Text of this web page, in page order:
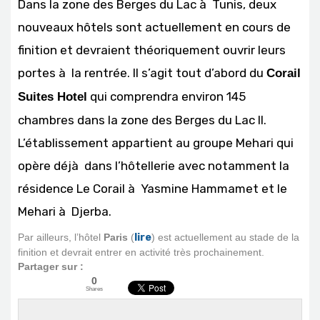
Dans la zone des Berges du Lac à Tunis, deux
nouveaux hôtels sont actuellement en cours de
finition et devraient théoriquement ouvrir leurs
portes à la rentrée. Il s’agit tout d’abord du Corail
Suites Hotel qui comprendra environ 145
chambres dans la zone des Berges du Lac II.
L’établissement appartient au groupe Mehari qui
opère déjà dans l’hôtellerie avec notamment la
résidence Le Corail à Yasmine Hammamet et le
Mehari à Djerba.
Par ailleurs, l’hôtel Paris ( lire) est actuellement au stade de la
finition et devrait entrer en activité très prochainement.
Partager sur :
0
Shares